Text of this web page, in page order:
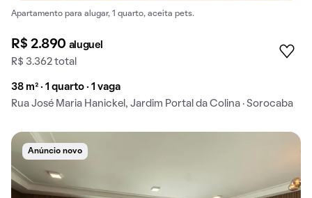
Apartamento para alugar, 1 quarto, aceita pets.
R$ 2.890 aluguel
R$ 3.362 total
38 m² · 1 quarto · 1 vaga
Rua José Maria Hanickel, Jardim Portal da Colina · Sorocaba
Anúncio novo